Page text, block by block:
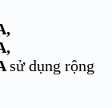
sử dụng rộng